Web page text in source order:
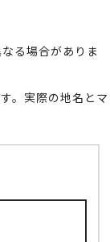
る場合がありま
。実際の地名とマ